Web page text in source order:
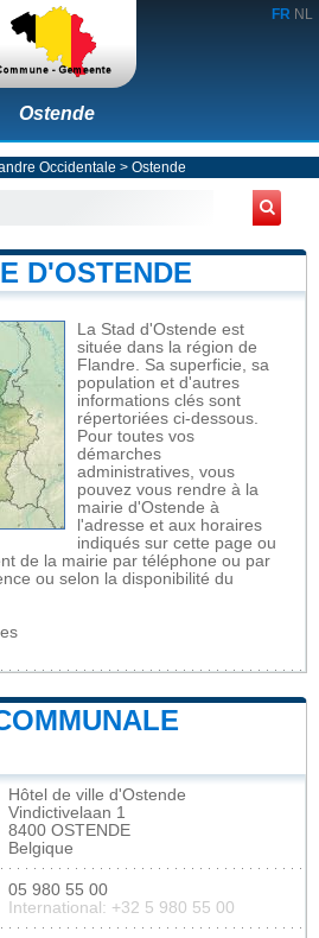
FR NL
Ostende
Occidentale > Ostende
D'OSTENDE
La Stad d'Ostende est
située dans la région de
Flandre. Sa superficie, sa
population et d'autres
informations clés sont
répertoriées ci-dessous.
Pour toutes vos
démarches
administratives, vous
pouvez vous rendre à la
mairie d'Ostende à
l'adresse et aux horaires
indiqués sur cette page ou
de la mairie par téléphone ou par
ou selon la disponibilité du
Hôtel de ville d'Ostende
Vindictivelaan 1
8400 OSTENDE
Belgique
05 980 55 00
International: +32 5 980 55 00